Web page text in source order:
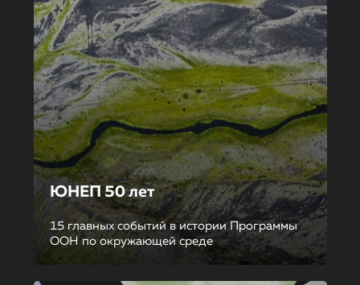
ЮНЕП 50 лет
15 главных событий в истории Программы
ООН по окружающей среде